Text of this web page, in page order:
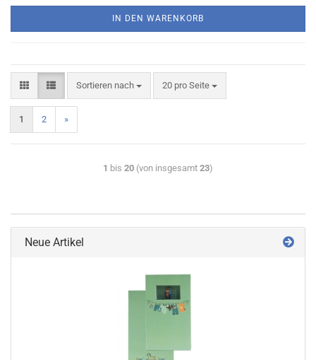
IN DEN WARENKORB
Sortieren nach 20 pro Seite
1 2 »
1 bis 20 (von insgesamt 23)
Neue Artikel